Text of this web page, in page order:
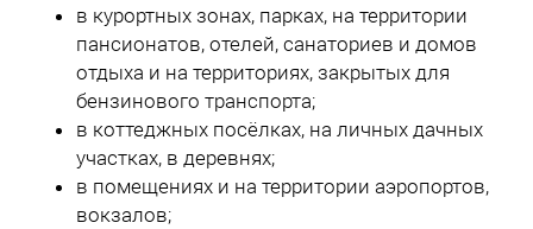
в курортных зонах, парках, на территории
пансионатов, отелей, санаториев и домов
отдыха и на территориях, закрытых для
бензинового транспорта;
в коттеджных посёлках, на личных дачных
участках, в деревнях;
в помещениях и на территории аэропортов,
вокзалов;